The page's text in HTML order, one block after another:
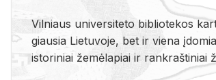
Vil­niaus uni­ver­si­te­to bi­b­lio­te­kos
giau­sia Lie­tu­vo­je, bet ir vie­na
is­to­ri­niai že­mė­la­piai ir rank­raš­ti­niai